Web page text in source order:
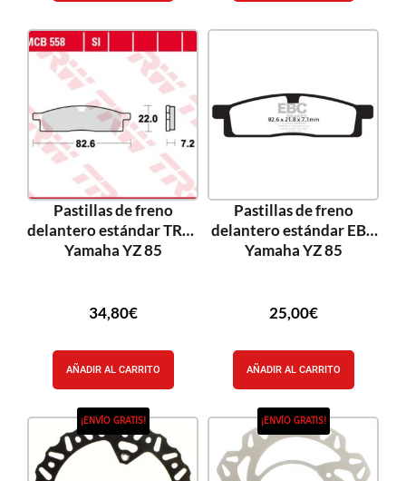
Pastillas de freno
delantero estándar TRW
Yamaha YZ 85
34,80€
AÑADIR AL CARRITO
Pastillas de freno
delantero estándar EBC
Yamaha YZ 85
25,00€
AÑADIR AL CARRITO
¡ENVÍO GRATIS! ¡ENVÍO GRATIS!